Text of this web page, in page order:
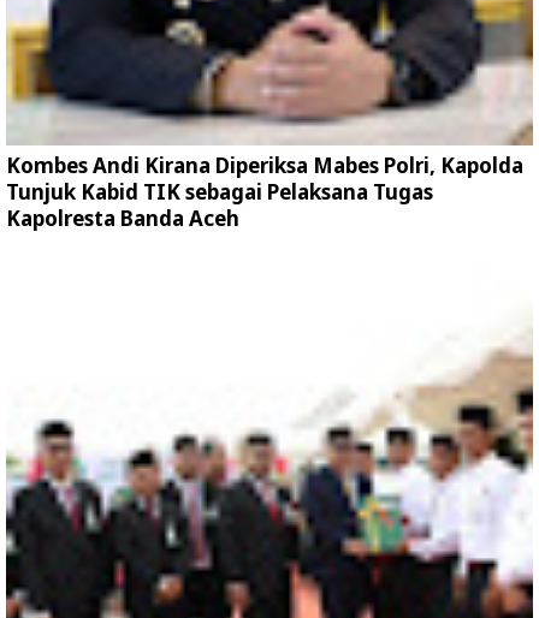
Kombes Andi Kirana Diperiksa Mabes Polri, Kapolda
Tunjuk Kabid TIK sebagai Pelaksana Tugas
Kapolresta Banda Aceh